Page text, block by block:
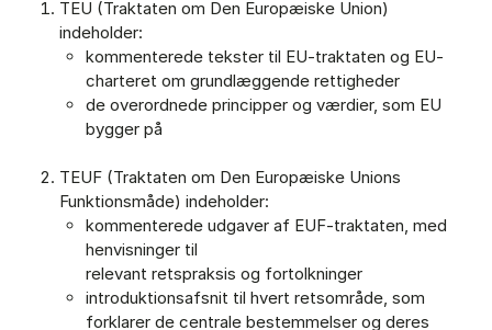
TEU (Traktaten om Den Europæiske Union)
indeholder:
kommenterede tekster til EU-traktaten og EU-
charteret om grundlæggende rettigheder
de overordnede principper og værdier, som EU
bygger på
TEUF (Traktaten om Den Europæiske Unions
Funktionsmåde) indeholder:
kommenterede udgaver af EUF-traktaten, med
henvisninger til
relevant retspraksis og fortolkninger
introduktionsafsnit til hvert retsområde, som
forklarer de centrale bestemmelser og deres